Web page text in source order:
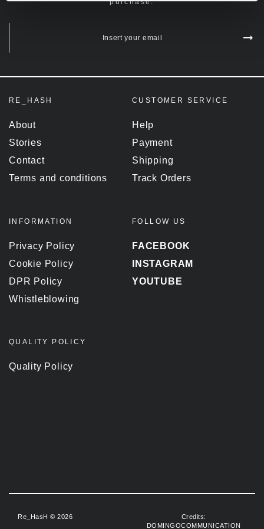
purchase.
Insert your email
RE_HASH
About
Stories
Contact
Terms and conditions
CUSTOMER SERVICE
Help
Payment
Shipping
Track Orders
INFORMATION
Privacy Policy
Cookie Policy
DPR Policy
Whistleblowing
FOLLOW US
FACEBOOK
INSTAGRAM
YOUTUBE
QUALITY POLICY
Quality Policy
Re_HasH © 2026
Credits:
DOMINGOCOMMUNICATION